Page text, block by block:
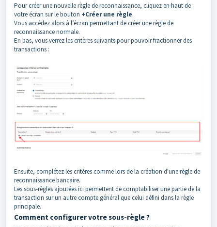
Pour créer une nouvelle règle de reconnaissance, cliquez en haut de
votre écran sur le bouton +Créer une règle.
Vous accédez alors à l’écran permettant de créer une règle de
reconnaissance normale.
En bas, vous verrez les critères suivants pour pouvoir fractionner des
transactions :
Ensuite, complétez les critères comme lors de la création d'une règle de
reconnaissance bancaire.
Les sous-règles ajoutées ici permettent de comptabiliser une partie de la
transaction sur un autre compte général que celui défini dans la règle
principale.
Comment configurer votre sous-règle ?